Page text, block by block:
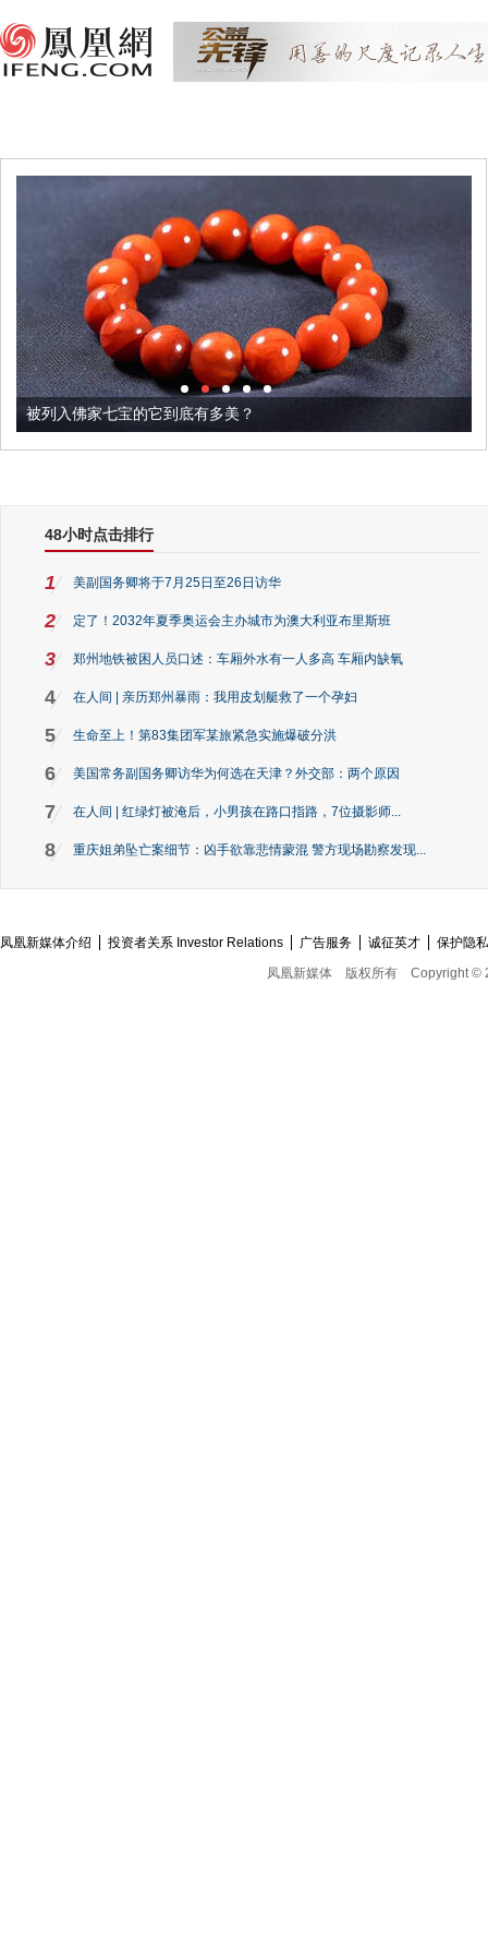
被列入佛家七宝的它到底有多美？
48小时点击排行
1 美副国务卿将于7月25日至26日访华
2 定了！2032年夏季奥运会主办城市为澳大利亚布里斯班
3 郑州地铁被困人员口述：车厢外水有一人多高 车厢内缺氧
4 在人间 | 亲历郑州暴雨：我用皮划艇救了一个孕妇
5 生命至上！第83集团军某旅紧急实施爆破分洪
6 美国常务副国务卿访华为何选在天津？外交部：两个原因
7 在人间 | 红绿灯被淹后，小男孩在路口指路，7位摄影师...
8 重庆姐弟坠亡案细节：凶手欲靠悲情蒙混 警方现场勘察发现...
凤凰新媒体介绍 投资者关系 Investor Relations 广告服务 诚征英才
保护隐
凤凰新媒体
版权所有 Copyright ©